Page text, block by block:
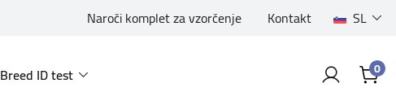
Naroči komplet za vzorčenje Kontakt SL
Breed ID test 0